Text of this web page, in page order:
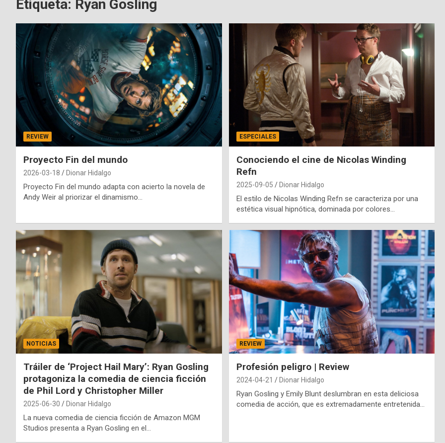
Etiqueta: Ryan Gosling
REVIEW
Proyecto Fin del mundo
2026-03-18 Dionar Hidalgo
Proyecto Fin del mundo adapta con acierto la novela de
Andy Weir al priorizar el dinamismo…
ESPECIALES
Conociendo el cine de Nicolas Winding
Refn
2025-09-05 Dionar Hidalgo
El estilo de Nicolas Winding Refn se caracteriza por una
estética visual hipnótica, dominada por colores…
NOTICIAS
Tráiler de ‘Project Hail Mary’: Ryan Gosling
protagoniza la comedia de ciencia ficción
de Phil Lord y Christopher Miller
2025-06-30 Dionar Hidalgo
La nueva comedia de ciencia ficción de Amazon MGM
Studios presenta a Ryan Gosling en el…
REVIEW
Profesión peligro | Review
2024-04-21 Dionar Hidalgo
Ryan Gosling y Emily Blunt deslumbran en esta deliciosa
comedia de acción, que es extremadamente entretenida…